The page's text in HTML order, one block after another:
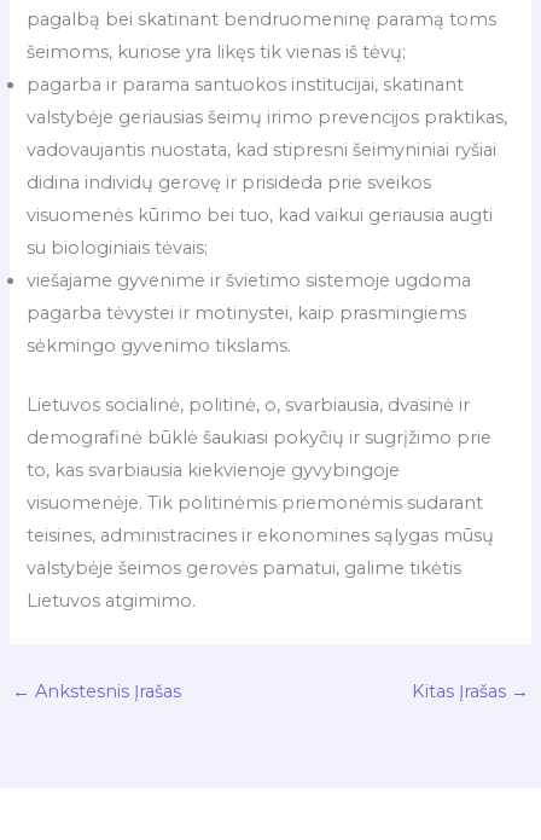
pagalbą bei skatinant bendruomeninę paramą toms
šeimoms, kuriose yra likęs tik vienas iš tėvų;
pagarba ir parama santuokos institucijai, skatinant
valstybėje geriausias šeimų irimo prevencijos praktikas,
vadovaujantis nuostata, kad stipresni šeimyniniai ryšiai
didina individų gerovę ir prisideda prie sveikos
visuomenės kūrimo bei tuo, kad vaikui geriausia augti
su biologiniais tėvais;
viešajame gyvenime ir švietimo sistemoje ugdoma
pagarba tėvystei ir motinystei, kaip prasmingiems
sėkmingo gyvenimo tikslams.
Lietuvos socialinė, politinė, o, svarbiausia, dvasinė ir
demografinė būklė šaukiasi pokyčių ir sugrįžimo prie
to, kas svarbiausia kiekvienoje gyvybingoje
visuomenėje. Tik politinėmis priemonėmis sudarant
teisines, administracines ir ekonomines sąlygas mūsų
valstybėje šeimos gerovės pamatui, galime tikėtis
Lietuvos atgimimo.
← Ankstesnis Įrašas Kitas Įrašas →